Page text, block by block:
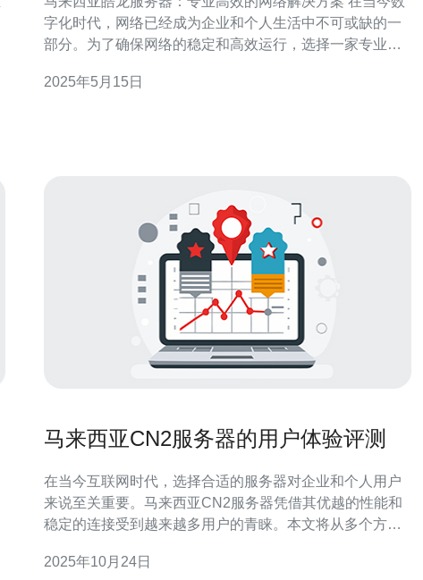
字化时代，网络已经成为企业和个人生活中不可或缺的一
部分。为了确保网络的稳定和高效运行，选择一家专业的
家提供专业高效的网络解决方案的公司，为客户提供各种
2025年5月15日
马来西亚CN2服务器的用户体验评测
在当今互联网时代，选择合适的服务器对企业和个人用户
来说至关重要。马来西亚CN2服务器凭借其优越的性能和
稳定的连接受到越来越多用户的青睐。本文将从多个方面
其优缺点，以便作出明智的选择。 首先，我们来看看马来
2025年10月24日